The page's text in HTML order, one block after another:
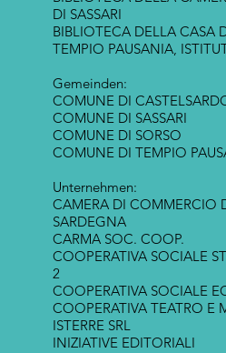
DI SASSARI
BIBLIOTECA DELLA CASA
TEMPIO PAUSANIA,
Gemeinden:
COMUNE DI
COMUNE DI SASSARI
COMUNE DI SORSO
COMUNE DI TEMPIO
Unternehmen:
CAMERA DI COMMERCIO
SARDEGNA
CARMA SOC. COOP.
COOPERATIVA SOCIALE
2
COOPERATIVA SOCIALE
COOPERATIVA TEATRO E
ISTERRE SRL
INIZIATIVE EDITORIALI